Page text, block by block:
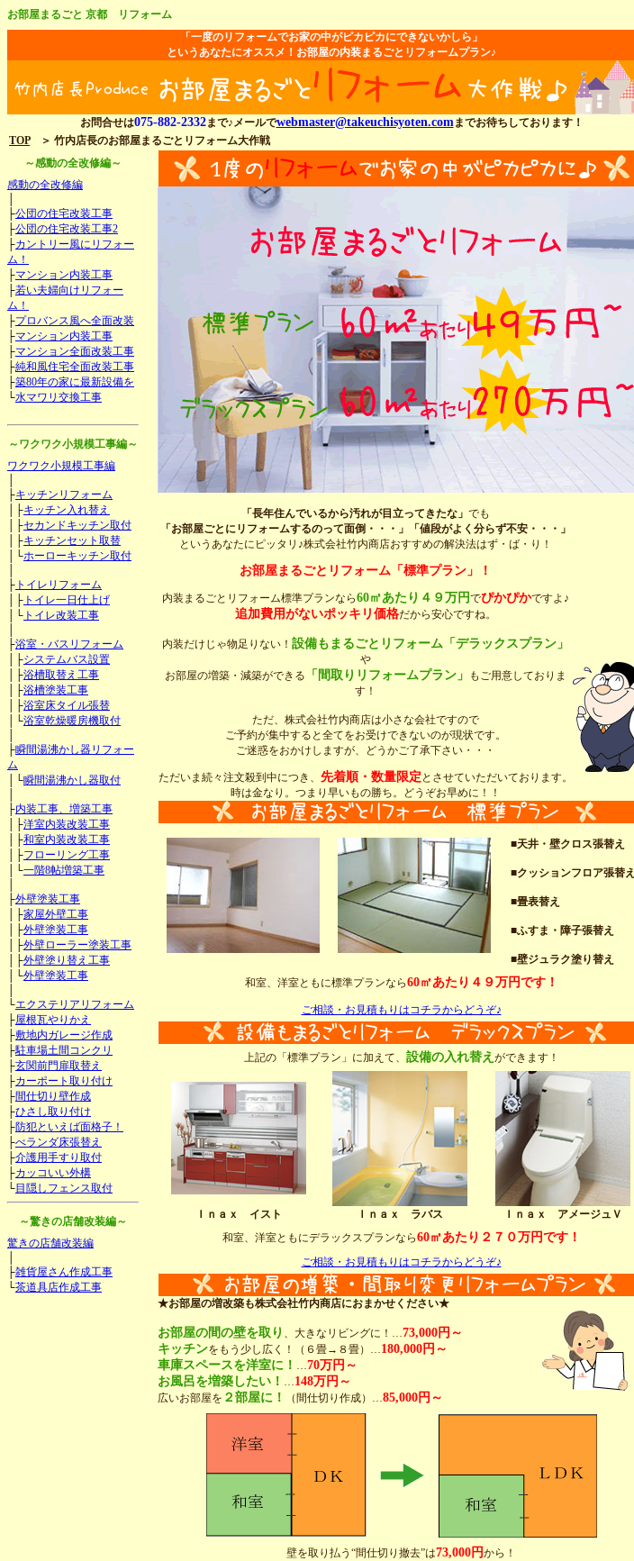
お部屋まるごと 京都 リフォーム
「一度のリフォームでお家の中がピカピカにできないかしら」
というあなたにオススメ！お部屋の内装まるごとリフォームプラン♪
お問合せは075-882-2332まで♪メールでwebmaster@takeuchisyoten.comまでお待ちしております！
TOP＞ 竹内店長のお部屋まるごとリフォーム大作戦
～感動の全改修編～
感動の全改修編
├公団の住宅改装工事
├公団の住宅改装工事2
├カントリー風にリフォー
ム！
├マンション内装工事
├若い夫婦向けリフォー
ム！
├プロバンス風へ全面改装
├マンション内装工事
├マンション全面改装工事
├純和風住宅全面改装工事
├築80年の家に最新設備を
└水マワリ交換工事
～ワクワク小規模工事編～
ワクワク小規模工事編
├キッチンリフォーム
│├キッチン入れ替え
│├セカンドキッチン取付
│├キッチンセット取替
│└ホーローキッチン取付
├ トイレリフォーム
│├ トイレ一日仕上げ
│└ トイレ改装工事
├浴室・バスリフォーム
│├システムバス設置
│├浴槽取替え工事
│├浴槽塗装工事
│├浴室床タイル張替
│└浴室乾燥暖房機取付
├瞬間湯沸かし器リフォー
ム
│└瞬間湯沸かし器取付
├内装工事、増築工事
│├洋室内装改装工事
│├和室内装改装工事
│├フローリング工事
│└一階8帖増築工事
├外壁塗装工事
│├家屋外壁工事
│├外壁塗装工事
│├外壁ローラー塗装工事
│├外壁塗り替え工事
│└外壁塗装工事
└エクステリアリフォーム
├屋根瓦やりかえ
├敷地内ガレージ作成
├駐車場土間コンクリ
├玄関前門扉取替え
├カーポート取り付け
├間仕切り壁作成
├ひさし取り付け
├防犯といえば面格子！
├べランダ床張替え
├介護用手すり取付
├カッコいい外構
└目隠しフェンス取付
～驚きの店舗改装編～
驚きの店舗改装編
├雑貨屋さん作成工事
└茶道具店作成工事
「長年住んでいるから汚れが目立ってきたな」 でも
「お部屋ごとにリフォームするのって面倒・・・」「値段がよく分らず不安・・・」
というあなたにピッタリ♪株式会社竹内商店おすすめの解決法はず・ば・り！
お部屋まるごとリフォーム「標準プラン」！
内装まるごとリフォーム標準プランなら60㎡あたり４９万円でぴかぴかですよ♪
追加費用がないポッキリ価格だから安心ですね。
内装だけじゃ物足りない！ 設備もまるごとリフォーム「デラックスプラン」
や
お部屋の増築・減築ができる 「間取りリフォームプラン」
もご用意しておりま
す！
ただ、株式会社竹内商店は小さな会社ですので
ご予約が集中すると全てをお受けできないのが現状です。
ご迷惑をおかけしますが、どうかご了承下さい・・・
ただいま続々注文殺到中につき、 先着順・数量限定 とさせていただいております。
時は金なり。つまり早いもの勝ち。どうぞお早めに！！
■天井・壁クロス張替え
■クッションフロア張替え
■畳表替え
■ふすま・障子張替え
■壁ジュラク塗り替え
和室、洋室ともに標準プランなら60㎡あたり４９万円です！
ご相談・お見積もりはコチラからどうぞ♪
上記の「標準プラン」に加えて、 設備の入れ替え ができます！
Ｉｎａｘ イスト Ｉｎａｘ ラバス
Ｉｎａｘ アメージュＶ
和室、洋室ともにデラックスプランなら60㎡あたり２７０万円です！
ご相談・お見積もりはコチラからどうぞ♪
★お部屋の増改築も株式会社竹内商店におまかせください★
お部屋の間の壁を取り 、大きなリビングに！…73,000円～
キッチンをもう少し広く！（６畳→８畳）…180,000円～
車庫スペースを洋室に！ …70万円～
お風呂を増築したい！ …148万円～
広いお部屋を ２部屋に！ （間仕切り作成）…85,000円～
壁を取り払う“間仕切り撤去”は73,000円から！